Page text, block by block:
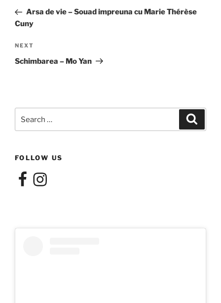
PostArsa de vie – Souad impreuna cu Marie Thérèse
Cuny
Next
Post
NEXT
Schimbarea – Mo Yan
for:
FOLLOW US
FacebookInstagram